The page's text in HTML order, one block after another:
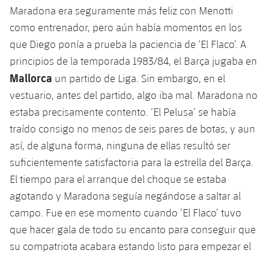
Maradona era seguramente más feliz con Menotti
como entrenador, pero aún había momentos en los
que Diego ponía a prueba la paciencia de ‘El Flaco’. A
principios de la temporada 1983/84, el Barça jugaba en
Mallorca un partido de Liga. Sin embargo, en el
vestuario, antes del partido, algo iba mal. Maradona no
estaba precisamente contento. ‘El Pelusa’ se había
traído consigo no menos de seis pares de botas, y aun
así, de alguna forma, ninguna de ellas resultó ser
suficientemente satisfactoria para la estrella del Barça.
El tiempo para el arranque del choque se estaba
agotando y Maradona seguía negándose a saltar al
campo. Fue en ese momento cuando ‘El Flaco’ tuvo
que hacer gala de todo su encanto para conseguir que
su compatriota acabara estando listo para empezar el